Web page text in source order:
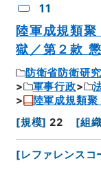
11
陸軍成規類
獄／第２款
防衛省防衛研
軍事行政
陸軍成規類
[規模] 22 [組
[レファレンスコ